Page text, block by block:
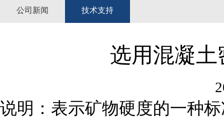
公司新闻 技术支持
选用混凝
说明：表示矿物硬度的一种